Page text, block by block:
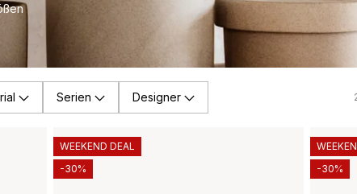
Serien Designer
WEEKEND DEAL
-30%
-30%